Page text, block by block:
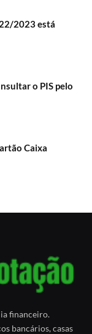
2023 está
o PIS pelo
Caixa
financeiro.
bancários, casas